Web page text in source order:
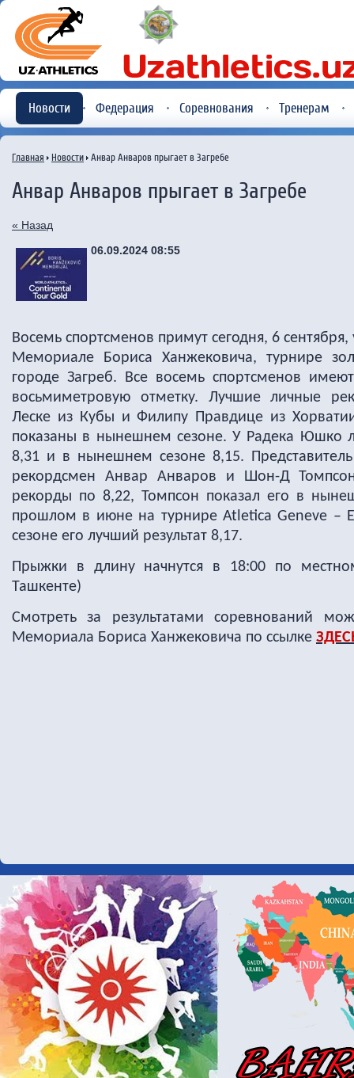
Новости Федерация Соревнования Тренерам
Главная Новости Анвар Анваров прыгает в Загребе
Анвар Анваров прыгает в Загребе
« Назад
06.09.2024 08:55
Восемь спортсменов примут сегодня, 6
Мемориале Бориса Ханжековича, турнире
городе Загреб. Все восемь спортсменов
восьмиметровую отметку. Лучшие личные
Леске из Кубы и Филипу Правдице из
показаны в нынешнем сезоне. У Радека Юшко
8,31 и в нынешнем сезоне 8,15.
рекордсмен Анвар Анваров и Шон-Д
рекорды по 8,22, Томпсон показал его в
прошлом в июне на турнире Atletica Geneve –
сезоне его лучший результат 8,17.
Прыжки в длину начнутся в 18:00 по
Ташкенте)
Смотреть за результатами соревнований
Мемориала Бориса Ханжековича по ссылке